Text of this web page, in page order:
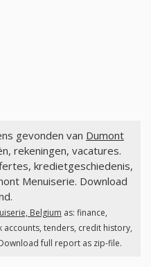
gevonden van Dumont
rekeningen, vacatures.
kredietgeschiedenis,
Menuiserie. Download
Belgium as: finance,
accounts, tenders, credit history,
full report as zip-file.